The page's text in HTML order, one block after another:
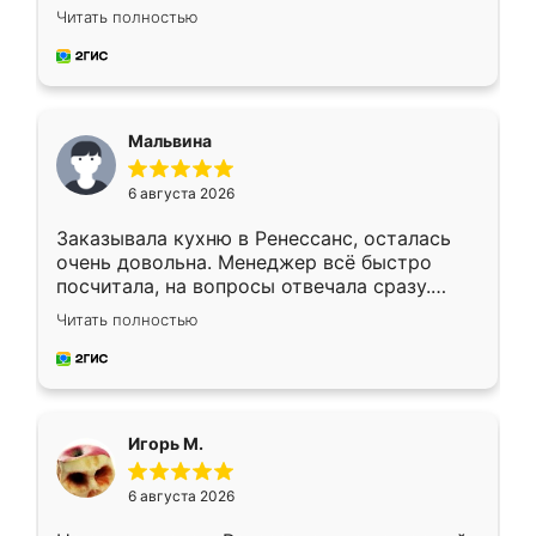
Ждал меньше месяца, сборщик с прямыми
руками. По цене вышло адекватно.
Рекомендую!
Читать полностью
Мальвина
6 августа 2026
Заказывала кухню в Ренессанс, осталась
очень довольна. Менеджер всё быстро
посчитала, на вопросы отвечала сразу.
Замерщик приехал в субботу, подошёл к
делу со всей ответственностью. Собрали
за день, ребята работали аккуратно, даже
Читать полностью
Игорь М.
6 августа 2026